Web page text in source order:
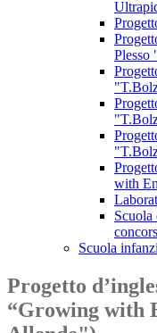
Plesso
with
Scuola
Progetto
“Growing with